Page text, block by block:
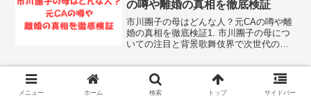
の噂や離婚の真相を徹底検証
市川團子の母はどんな人？元CAの噂や離
婚の真相を徹底検証1. 市川團子の母につ
いての注目と背景歌舞伎界で次世代のス
華やかな活躍の裏で、ファンや世間が特
に気にかけているのが彼の家族、とりわ
け母親の存在です。...
a★芸能トレンド
後藤謙次の経歴や功績とジャーナ
リスト魂の全貌
メニュー ホーム 検索 トップ サイドバー